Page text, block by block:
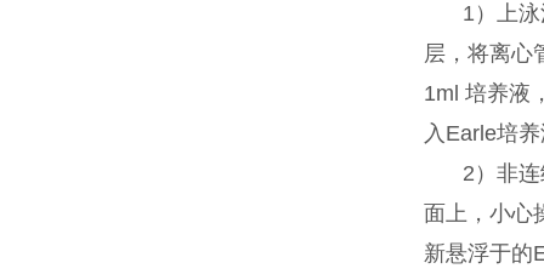
1）上
层，将离心
1ml 培养液
入Earle培
2）非
面上，小心
新悬浮于的